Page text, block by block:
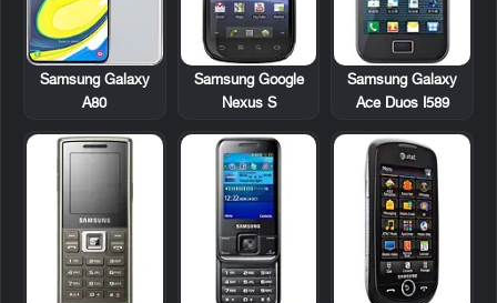
Samsung Galaxy
Ace Duos I589
Samsung Google
Nexus S
Samsung Galaxy
A80